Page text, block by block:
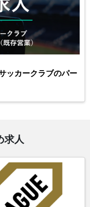
ッカークラブのパー
求人